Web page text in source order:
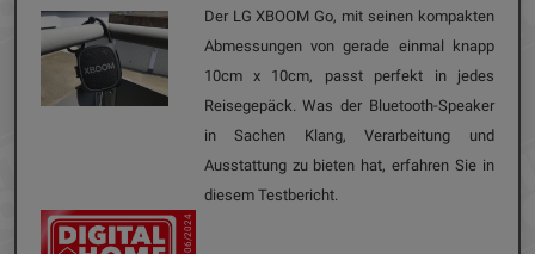
Der LG XBOOM Go, mit seinen kompakten
Abmessungen von gerade einmal knapp
10cm x 10cm, passt perfekt in jedes
Reisegepäck. Was der Bluetooth-Speaker
in Sachen Klang, Verarbeitung und
Ausstattung zu bieten hat, erfahren Sie in
diesem Testbericht.
06/2024